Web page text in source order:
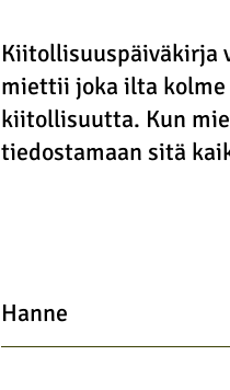
Kiitollisuuspäiväkirja
miettii joka ilta kolme
kiitollisuutta. Kun
tiedostamaan sitä
Hanne